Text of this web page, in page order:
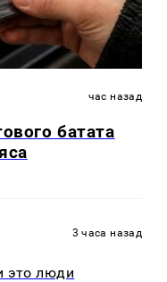
час назад
батата
3 часа назад
это люди